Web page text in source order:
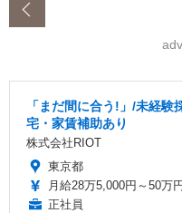
「まだ間に合う!」/未経
宅・家賃補助あり
株式会社RIOT
東京都
月給28万5,000円～50万円
正社員